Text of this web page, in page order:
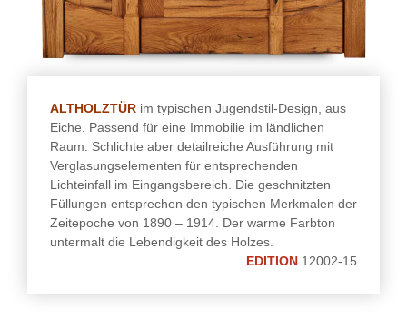
ALTHOLZTÜR im typischen Jugendstil-Design, aus
Eiche. Passend für eine Immobilie im ländlichen
Raum. Schlichte aber detailreiche Ausführung mit
Verglasungselementen für entsprechenden
Lichteinfall im Eingangsbereich. Die geschnitzten
Füllungen entsprechen den typischen Merkmalen der
Zeitepoche von 1890 – 1914. Der warme Farbton
untermalt die Lebendigkeit des Holzes.
EDITION 12002-15